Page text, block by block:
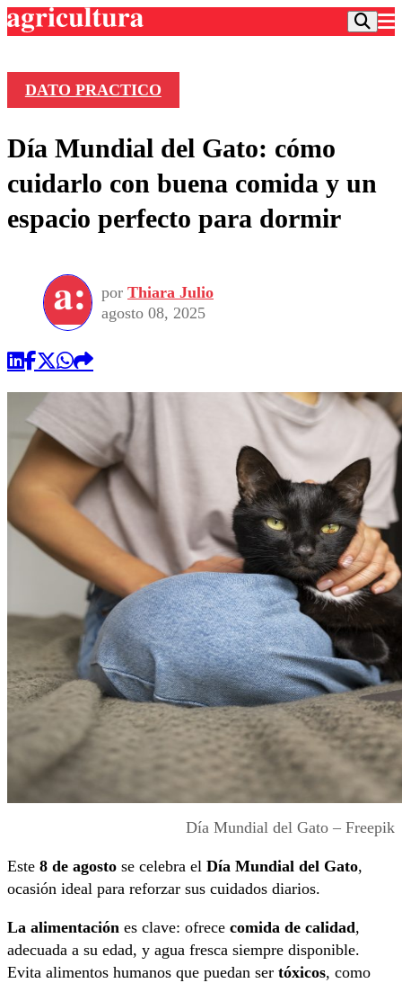
Frecuencias
Agricultura TV
Deportes
Colo Colo
Seleccion Chilena
Torneo Internacional
Universidad de Chile
Entretención
Economía
Internacional
Sustentabilidad
Publicaciones en medios
Opinión
DATO PRACTICO
Día Mundial del Gato: cómo
cuidarlo con buena comida y un
espacio perfecto para dormir
por Thiara Julio
agosto 08, 2025
Día Mundial del Gato – Freepik
Este 8 de agosto se celebra el Día Mundial del Gato,
ocasión ideal para reforzar sus cuidados diarios.
La alimentación es clave: ofrece comida de calidad,
adecuada a su edad, y agua fresca siempre disponible.
Evita alimentos humanos que puedan ser tóxicos, como